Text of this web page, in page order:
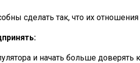
сделать так, что их
и начать больше доверять